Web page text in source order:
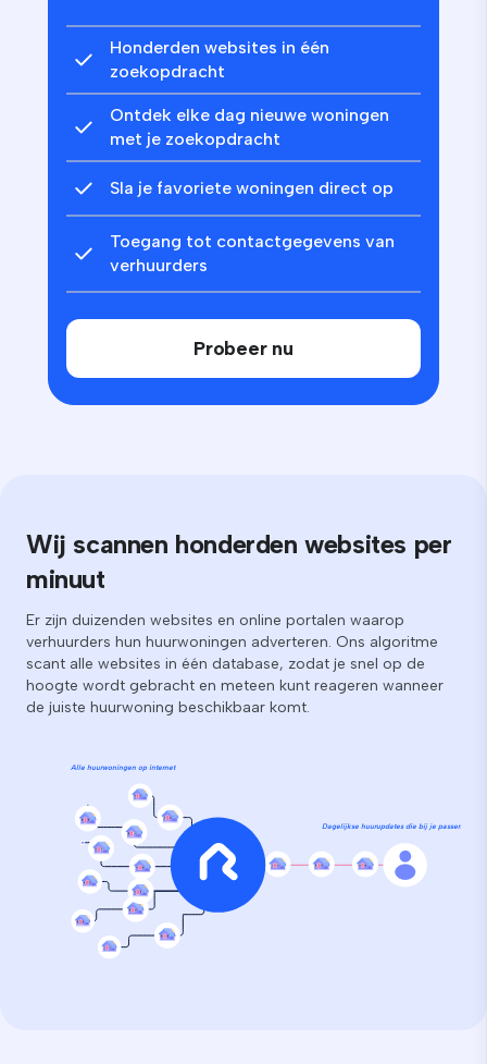
Honderden websites in één
zoekopdracht
Ontdek elke dag nieuwe woningen
met je zoekopdracht
Sla je favoriete woningen direct op
Toegang tot contactgegevens van
verhuurders
Probeer nu
Wij scannen honderden websites per
minuut
Er zijn duizenden websites en online portalen waarop
verhuurders hun huurwoningen adverteren. Ons algoritme
scant alle websites in één database, zodat je snel op de
hoogte wordt gebracht en meteen kunt reageren wanneer
de juiste huurwoning beschikbaar komt.
Dagelijkse huurupdates die bij je passen
Alle huurwoningen op internet